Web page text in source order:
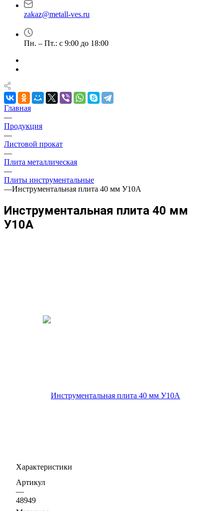
zakaz@metall-ves.ru
Пн. – Пт.: с 9:00 до 18:00
Главная
—
Продукция
—
Листовой прокат
—
Плита металлическая
—
Плиты инструментальные
—Инструментальная плита 40 мм У10А
Инструментальная плита 40 мм
У10А
Характеристики
Артикул
—
48949